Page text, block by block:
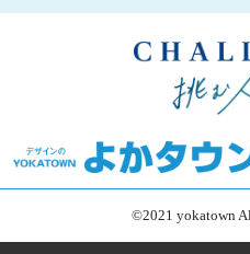
©2021 yokatown